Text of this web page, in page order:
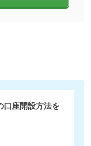
座開設方法を